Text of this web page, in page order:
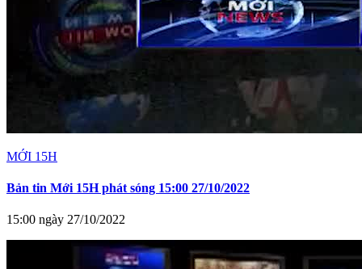
MỚI 15H
Bản tin Mới 15H phát sóng 15:00 27/10/2022
15:00 ngày 27/10/2022